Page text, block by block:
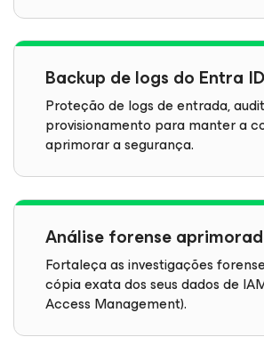
Backup de logs do Entra ID
Proteção de logs de entrada,
provisionamento para manter a
aprimorar a segurança.
Análise forense
Fortaleça as investigações
cópia exata dos seus dados de
Access Management).